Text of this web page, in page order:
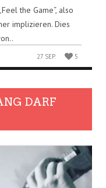
the Game“, also
implizieren. Dies
27 SEP. 5
DARF